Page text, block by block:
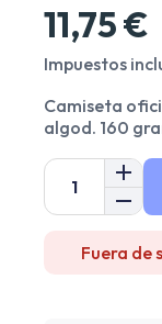
11,75 €
Impuestos
Camiseta
algod. 160
Fuera de